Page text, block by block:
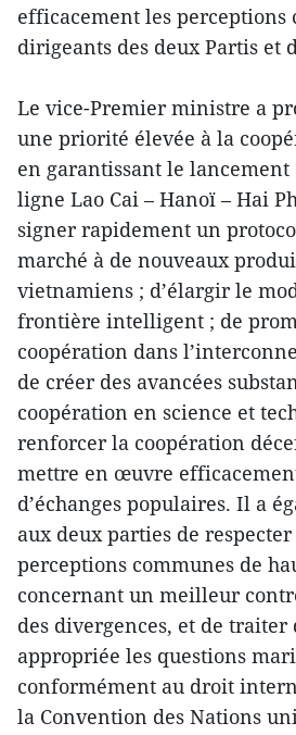
efficacement les perceptions
dirigeants des deux Partis et
Le vice-Premier ministre a
une priorité élevée à la
en garantissant le lancement
ligne Lao Cai – Hanoï – Hai
signer rapidement un
marché à de nouveaux
vietnamiens ; d’élargir le
frontière intelligent ; de
coopération dans
de créer des avancées
coopération en science et
renforcer la coopération
mettre en œuvre
d’échanges populaires. Il a
aux deux parties de
perceptions communes de
concernant un meilleur
des divergences, et de traiter
appropriée les questions
conformément au droit
la Convention des Nations